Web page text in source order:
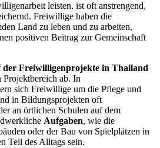
leisten, ist oft anstrengend,
Freiwillige haben die
Land zu leben und zu arbeiten,
positiven Beitrag zur Gemeinschaft
der Freiwilligenprojekte in Thailand
ab. In
sich Freiwillige um die Pflege und
in Bildungsprojekten oft
an örtlichen Schulen auf dem
Aufgaben, wie die
oder der Bau von Spielplätzen in
Teil des Alltags sein.